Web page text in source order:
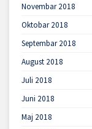
Novembar 2018
Oktobar 2018
Septembar 2018
August 2018
Juli 2018
Juni 2018
Maj 2018